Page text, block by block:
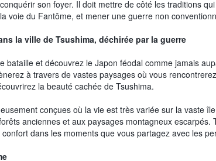
son foyer. Il doit mettre de côté les traditions
voie du Fantôme, et mener une guerre non
la ville de Tsushima, déchirée par la guerre
bataille et découvrez le Japon féodal comme jamais
à travers de vastes paysages où vous
la beauté cachée de Tsushima.
conçues où la vie est très variée sur la vaste
anciennes et aux paysages montagneux escarpés.
dans les moments que vous partagez avec les